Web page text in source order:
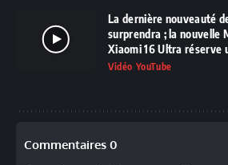
La dernière nouveauté
surprendra ; la nouvelle
Xiaomi 16 Ultra réserve
Vidéo YouTube
Commentaires 0